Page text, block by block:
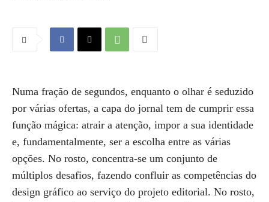
Numa fração de segundos, enquanto o olhar é seduzido
por várias ofertas, a capa do jornal tem de cumprir essa
função mágica: atrair a atenção, impor a sua identidade
e, fundamentalmente, ser a escolha entre as várias
opções. No rosto, concentra-se um conjunto de
múltiplos desafios, fazendo confluir as competências do
design gráfico ao serviço do projeto editorial. No rosto,